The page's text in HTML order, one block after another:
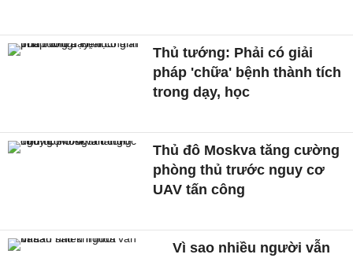
Thủ tướng: Phải có giải
pháp 'chữa' bệnh thành tích
trong dạy, học
Thủ đô Moskva tăng cường
phòng thủ trước nguy cơ
UAV tấn công
Vì sao nhiều người vẫn